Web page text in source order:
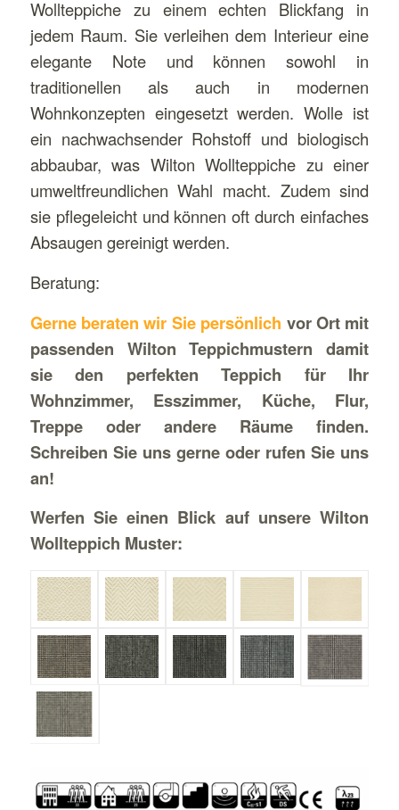
Wollteppiche zu einem echten Blickfang in
jedem Raum. Sie verleihen dem Interieur eine
elegante Note und können sowohl in
traditionellen als auch in modernen
Wohnkonzepten eingesetzt werden. Wolle ist
ein nachwachsender Rohstoff und biologisch
abbaubar, was Wilton Wollteppiche zu einer
umweltfreundlichen Wahl macht. Zudem sind
sie pflegeleicht und können oft durch einfaches
Absaugen gereinigt werden.
Beratung:
Gerne beraten wir Sie persönlich vor Ort mit
passenden Wilton Teppichmustern damit
sie den perfekten Teppich für Ihr
Wohnzimmer, Esszimmer, Küche, Flur,
Treppe oder andere Räume finden.
Schreiben Sie uns gerne oder rufen Sie uns
an!
Werfen Sie einen Blick auf unsere Wilton
Wollteppich Muster: